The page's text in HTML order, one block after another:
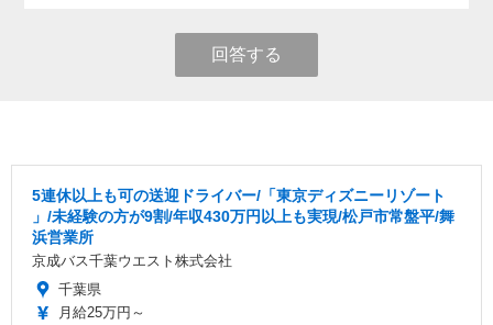
回答する
5連休以上も可の送迎ドライバー/「東京ディズニーリゾート
」/未経験の方が9割/年収430万円以上も実現/松戸市常盤平/舞
浜営業所
京成バス千葉ウエスト株式会社
千葉県
月給25万円～